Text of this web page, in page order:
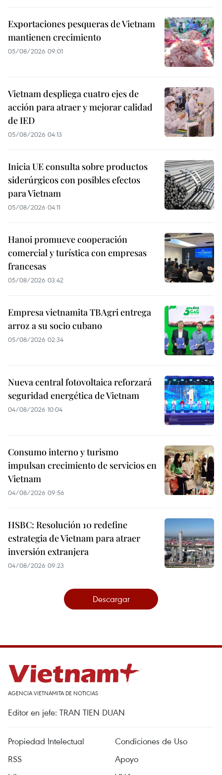
Exportaciones pesqueras de Vietnam
mantienen crecimiento
05/08/2026 09:01
Vietnam despliega cuatro ejes de
acción para atraer y mejorar calidad
de IED
05/08/2026 04:13
Inicia UE consulta sobre productos
siderúrgicos con posibles efectos
para Vietnam
05/08/2026 04:11
Hanoi promueve cooperación
comercial y turística con empresas
francesas
05/08/2026 03:42
Empresa vietnamita TBAgri entrega
arroz a su socio cubano
05/08/2026 02:34
Nueva central fotovoltaica reforzará
seguridad energética de Vietnam
04/08/2026 10:04
Consumo interno y turismo
impulsan crecimiento de servicios en
Vietnam
04/08/2026 09:56
HSBC: Resolución 10 redefine
estrategia de Vietnam para atraer
inversión extranjera
04/08/2026 09:23
Descargar
AGENCIA VIETNAMITA DE NOTICIAS
Editor en jefe: TRAN TIEN DUAN
Propiedad Intelectual
Condiciones de Uso
RSS
Apoyo